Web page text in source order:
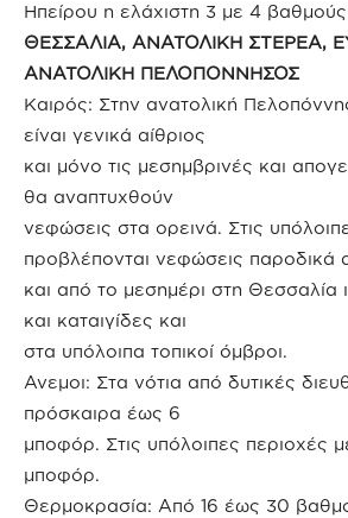
Ηπείρου η ελάχιστη 3 με 4
ΘΕΣΣΑΛΙΑ, ΑΝΑΤΟΛΙΚΗ ΣΤΕΡΕΑ,
ΑΝΑΤΟΛΙΚΗ ΠΕΛΟΠΟΝΝΗΣΟΣ
Καιρός: Στην ανατολική
είναι γενικά αίθριος
και μόνο τις μεσημβρινές και
θα αναπτυχθούν
νεφώσεις στα ορεινά. Στις
προβλέπονται νεφώσεις παροδικά
και από το μεσημέρι στη Θεσσαλία
και καταιγίδες και
στα υπόλοιπα τοπικοί όμβροι.
Ανεμοι: Στα νότια από δυτικές
πρόσκαιρα έως 6
μποφόρ. Στις υπόλοιπες περιοχές
μποφόρ.
Θερμοκρασία: Από 16 έως 30